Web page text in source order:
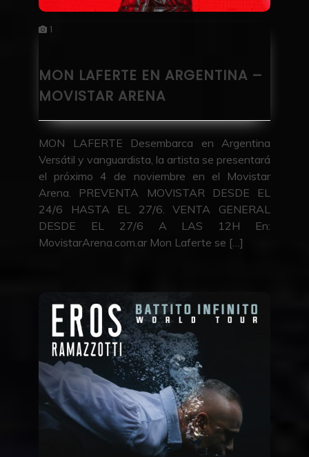
1
MON LAFERTE EN ARGENTINA –
MOVISTAR ARENA
MON LAFERTE Desembarca en Argentina
Versátil y vanguardista, la artista se presentará
el próximo 4 de noviembre en el Movistar
Arena. PREVENTA MOVISTAR DESDE EL
24/6 HASTA EL 27/6. VENTA GENERAL
DESDE EL 27/6 A LAS 12H En:
MovistarArena.com.ar Mon Laferte se […]